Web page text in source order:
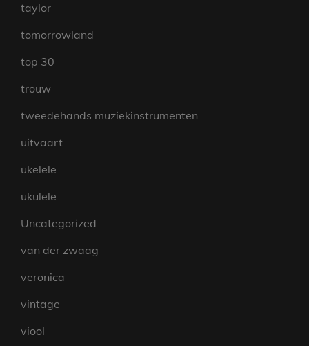
taylor
tomorrowland
top 30
trouw
tweedehands muziekinstrumenten
uitvaart
ukelele
ukulele
Uncategorized
van der zwaag
veronica
vintage
viool